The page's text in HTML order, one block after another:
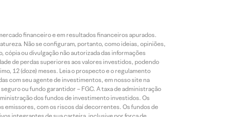
financeiro e em resultados financeiros apurados.
Não se configuram, portanto, como ideias, opiniões,
ou divulgação não autorizada das informações
de perdas superiores aos valores investidos, podendo
12 (doze) meses. Leia o prospecto e o regulamento
com seu agente de investimentos, em nosso site na
ou fundo garantidor – FGC. A taxa de administração
dos fundos de investimento investidos. Os
emissores, com os riscos daí decorrentes. Os fundos de